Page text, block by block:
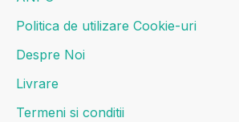
Politica de utilizare Cookie-uri
Despre Noi
Livrare
Termeni si conditii